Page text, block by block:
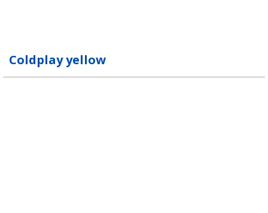
Coldplay yellow